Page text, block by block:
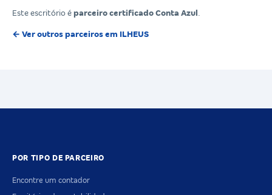
Este escritório é parceiro certificado Conta Azul
← Ver outros parceiros em ILHEUS
POR TIPO DE PARCEIRO
Encontre um contador